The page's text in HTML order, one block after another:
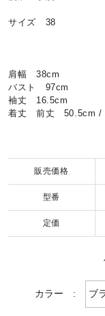
サイズ 38
肩幅 38cm
バスト 97cm
袖丈 16.5cm
着丈 前丈 50.5cm /
販売価格
型番
定価
カラー :